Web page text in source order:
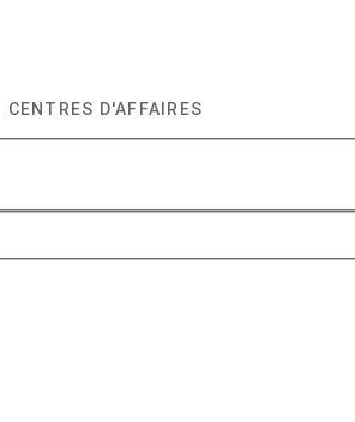
CENTRES D'AFFAIRES